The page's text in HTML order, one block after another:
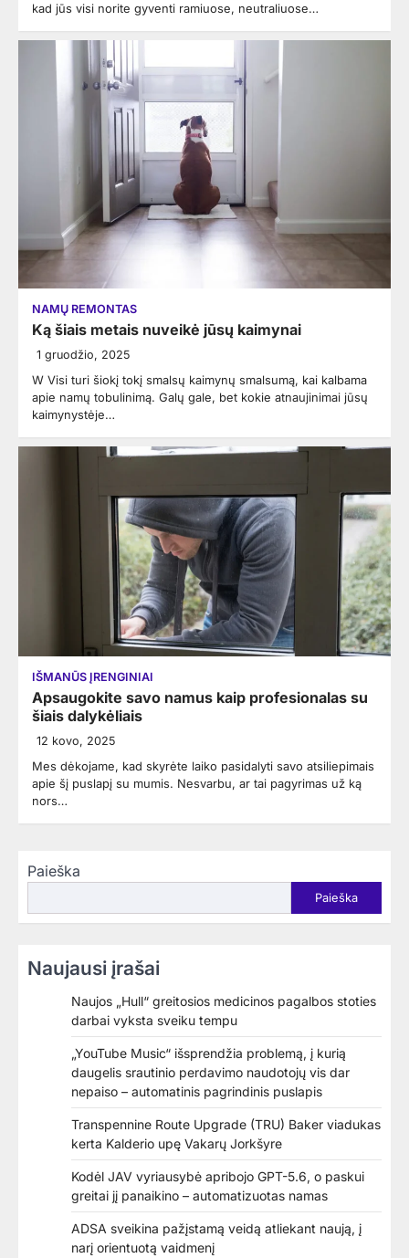
kad jūs visi norite gyventi ramiuose, neutraliuose…
NAMŲ REMONTAS
Ką šiais metais nuveikė jūsų kaimynai
1 gruodžio, 2025
W Visi turi šiokį tokį smalsų kaimynų smalsumą, kai kalbama
apie namų tobulinimą. Galų gale, bet kokie atnaujinimai jūsų
kaimynystėje…
IŠMANŪS ĮRENGINIAI
Apsaugokite savo namus kaip profesionalas su
šiais dalykėliais
12 kovo, 2025
Mes dėkojame, kad skyrėte laiko pasidalyti savo atsiliepimais
apie šį puslapį su mumis. Nesvarbu, ar tai pagyrimas už ką
nors…
Paieška
Paieška
Naujausi įrašai
Naujos „Hull“ greitosios medicinos pagalbos stoties
darbai vyksta sveiku tempu
„YouTube Music“ išsprendžia problemą, į kurią
daugelis srautinio perdavimo naudotojų vis dar
nepaiso – automatinis pagrindinis puslapis
Transpennine Route Upgrade (TRU) Baker viadukas
kerta Kalderio upę Vakarų Jorkšyre
Kodėl JAV vyriausybė apribojo GPT-5.6, o paskui
greitai jį panaikino – automatizuotas namas
ADSA sveikina pažįstamą veidą atliekant naują, į
narį orientuotą vaidmenį